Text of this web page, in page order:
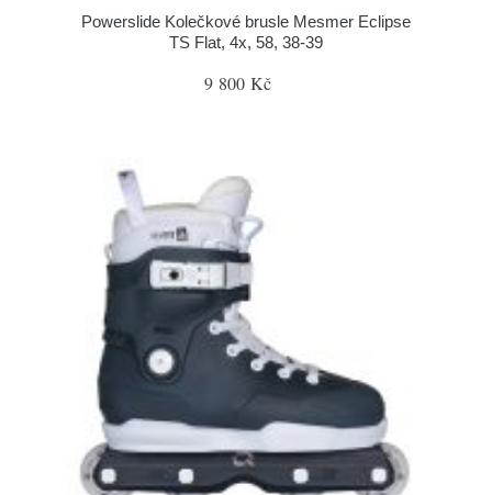
Powerslide Kolečkové brusle Mesmer Eclipse
TS Flat, 4x, 58, 38-39
9 800 Kč